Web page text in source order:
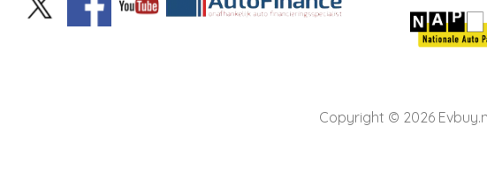
Copyright © 2026